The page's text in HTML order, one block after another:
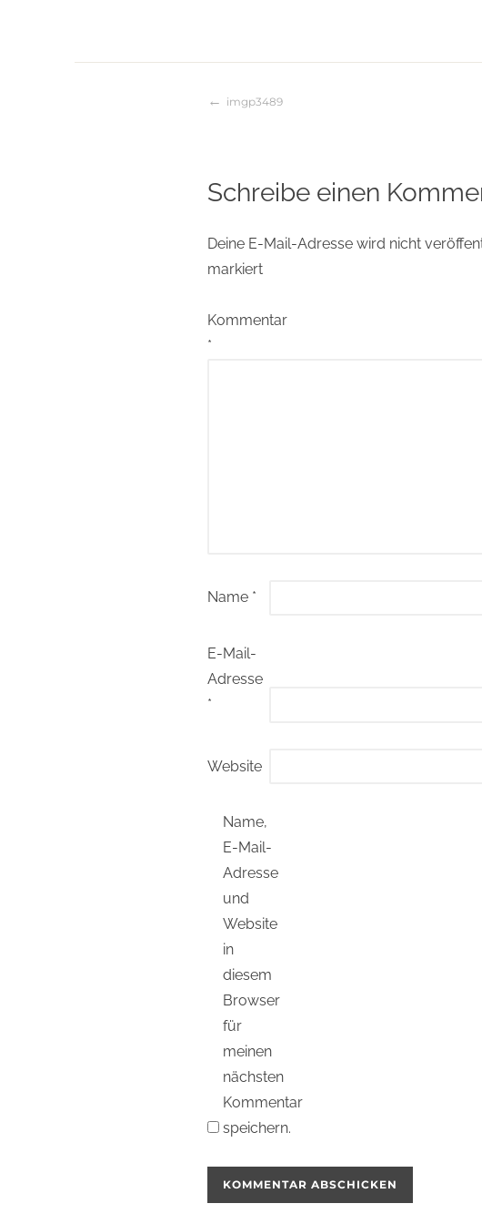
Beitragsnavigation
imgp3489
Schreibe einen
Deine E-Mail-Adresse wird nicht
markiert
Kommentar
*
Name *
E-Mail-
Adresse
*
Website
Name,
E-Mail-
Adresse
und
Website
in
diesem
Browser
für
meinen
nächsten
Kommentar
speichern.